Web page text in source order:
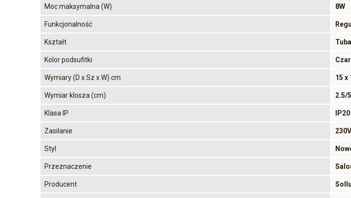
Moc maksymalna (W) 8W
Funkcjonalność
Kształt Tuba
Kolor podsufitki
Wymiary (D x Sz x W) cm 15 x
Wymiar klosza (cm) 2.5/
Klasa IP IP20
Zasilanie 230V
Styl
Przeznaczenie
Producent